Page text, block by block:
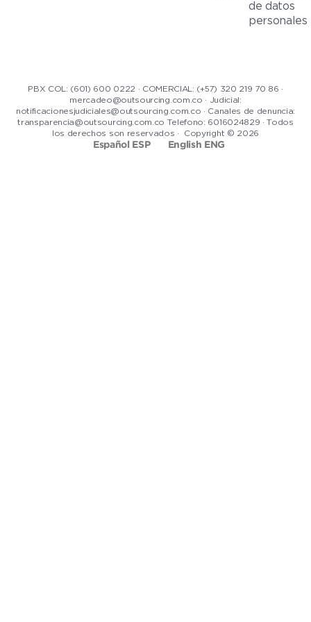
de datos
personales
PBX COL: (601) 600 0222 · COMERCIAL: (+57) 320 219 70 86 ·
mercadeo@outsourcing.com.co · Judicial:
notificacionesjudiciales@outsourcing.com.co · Canales de denuncia:
transparencia@outsourcing.com.co Telefono: 6016024829 · Todos
los derechos son reservados · Copyright © 2026
Español ESP English ENG